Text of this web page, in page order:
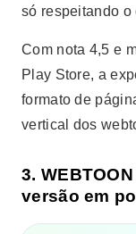
só respeitando
Com nota 4,5 e
Play Store, a
formato de
vertical dos
3.
versão em